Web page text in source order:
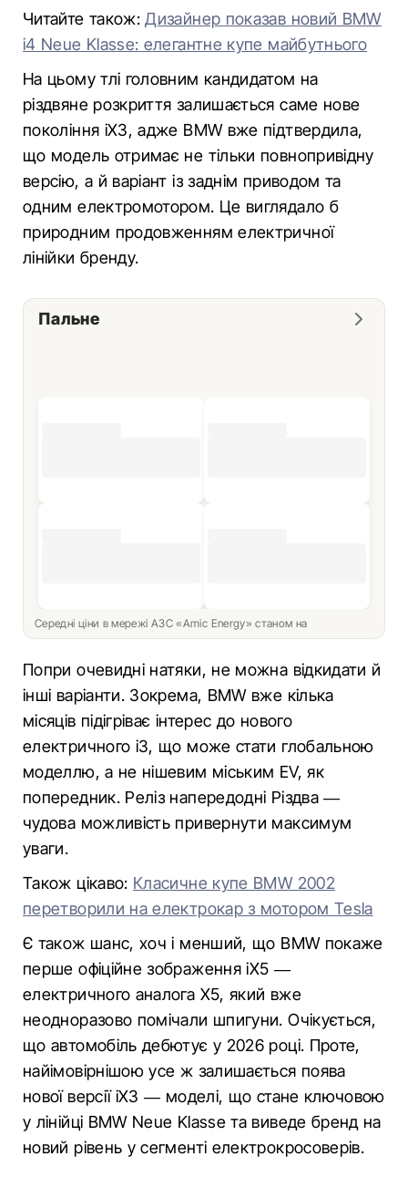
Читайте також:Дизайнер показав новий BMW
i4 Neue Klasse: елегантне купе майбутнього
На цьому тлі головним кандидатом на
різдвяне розкриття залишається саме нове
покоління iX3, адже BMW вже підтвердила,
що модель отримає не тільки повнопривідну
версію, а й варіант із заднім приводом та
одним електромотором. Це виглядало б
природним продовженням електричної
лінійки бренду.
Пальне
Середні ціни в мережі АЗС «Amic Energy» станом на
Попри очевидні натяки, не можна відкидати й
інші варіанти. Зокрема, BMW вже кілька
місяців підігріває інтерес до нового
електричного i3, що може стати глобальною
моделлю, а не нішевим міським EV, як
попередник. Реліз напередодні Різдва —
чудова можливість привернути максимум
уваги.
Також цікаво: Класичне купе BMW 2002
перетворили на електрокар з мотором Tesla
Є також шанс, хоч і менший, що BMW покаже
перше офіційне зображення iX5 —
електричного аналога X5, який вже
неодноразово помічали шпигуни. Очікується,
що автомобіль дебютує у 2026 році. Проте,
найімовірнішою усе ж залишається поява
нової версії iX3 — моделі, що стане ключовою
у лінійці BMW Neue Klasse та виведе бренд на
новий рівень у сегменті електрокросоверів.